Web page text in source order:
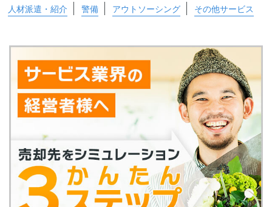
人材派遣・紹介
警備 アウトソーシング その他サービス